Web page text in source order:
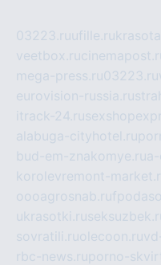
03223.ruufille.ru
veetbox.ru
mega-press.ru03223.ru
eurovision-russia.ru
itrack-24.ru
alabuga-cityhotel.ru
bud-em-znakomye.ru
korolevremont-
oooagrosnab.ru
ukrasotki.ru
sovratili.ruolecoon.ru
rbc-news.ruporno-